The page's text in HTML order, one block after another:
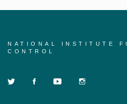
NATIONAL INSTITUTE
CONTROL